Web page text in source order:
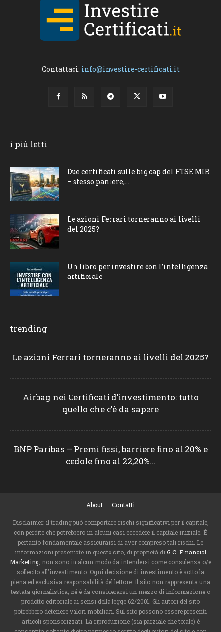
Contattaci: info@investire-certificati.it
i più letti
Due certificati sulle big cap del FTSE MIB
– stesso paniere,...
Le azioni Ferrari torneranno ai livelli
del 2025?
Un libro per investire con l’intelligenza
artificiale
trending
Le azioni Ferrari torneranno ai livelli del 2025?
Airbag nei Certificati d’investimento: tutto
quello che c’è da sapere
BNP Paribas – Premi fissi, barriere fino al 20% e
cedole fino al 22,20%...
About Contatti
Disclaimer: il trading può comportare rischi significativi per il capitale,
con perdite che potrebbero in alcuni casi eccedere il capitale iniziale. È
pertanto fondamentale assicurarsi di aver compreso tali rischi. Le
informazioni presentate in questo sito, di proprietà di G.C. Financial
Marketing , non sono in alcun modo da intendersi come consulenza o/e
sollecito all'investimento. Ogni decisione di investimento è sotto la
piena ed esclusiva responsabilità del lettore. Il sito non rappresenta una
testata giornalistica, né è da considerarsi un mezzo di informazione o
prodotto editoriale ai sensi della legge 62/2001. Gli autori del sito
potrebbero detenere valori mobiliari. Sul sito possono essere presenti
articoli sponsorizzati. La riproduzione (sia parziale che totale) è